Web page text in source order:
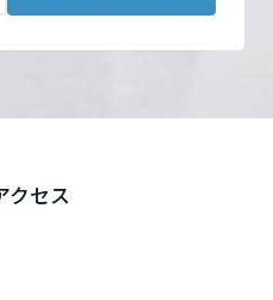
クセス
東倫平